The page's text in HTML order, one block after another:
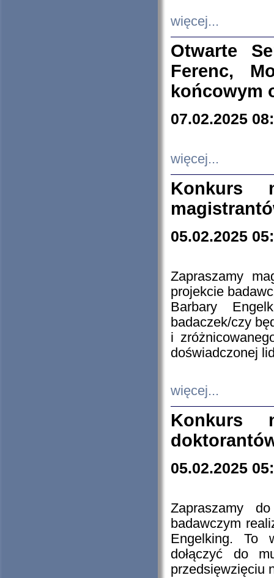
więcej...
Otwarte
Ferenc,
końcowym
07.02.2025
więcej...
Konkurs
05.02.2025
Zapraszamy
projekcie
Barbary
badaczek/czy
i
doświadczonej
więcej...
Konkurs
05.02.2025
Zapraszamy
badawczym
Engelking. To
dołączyć do
przedsięwzięciu